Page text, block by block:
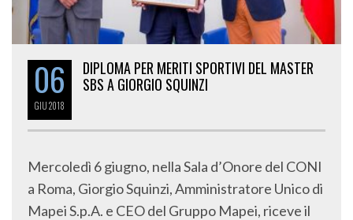
06
GIU2018
DIPLOMA PER MERITI SPORTIVI DEL MASTER
SBS A GIORGIO SQUINZI
Mercoledì 6 giugno, nella Sala d’Onore del CONI
a Roma, Giorgio Squinzi, Amministratore Unico di
Mapei S.p.A. e CEO del Gruppo Mapei, riceve il